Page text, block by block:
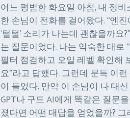
어느 평범한 화요일 아침, 내 정비
한 손님이 전화를 걸어왔다. “엔
‘털털’ 소리가 나는데 괜찮을까요
는 질문이었다. 나는 익숙한 대로
필터 점검하고 오일 레벨 확인해
요”라고 답했다. 그런데 문득 이
이 들었다. 만약 이 손님이 나 대
GPT나 구드 AI에게 똑같은 질문
졌다면 어떤 대답을 얻었을까? 그